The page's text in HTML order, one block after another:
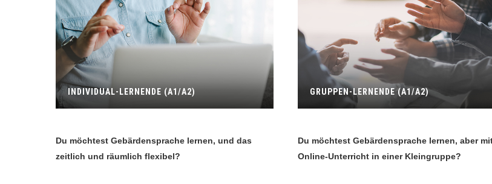
INDIVIDUAL-LERNENDE (A1/A2)
Du möchtest Gebärdensprache lernen, und das
zeitlich und räumlich flexibel?
GRUPPEN-LERNENDE (A1/A2)
Du möchtest Gebärdensprache lernen, aber
Online-Unterricht in einer Kleingruppe?